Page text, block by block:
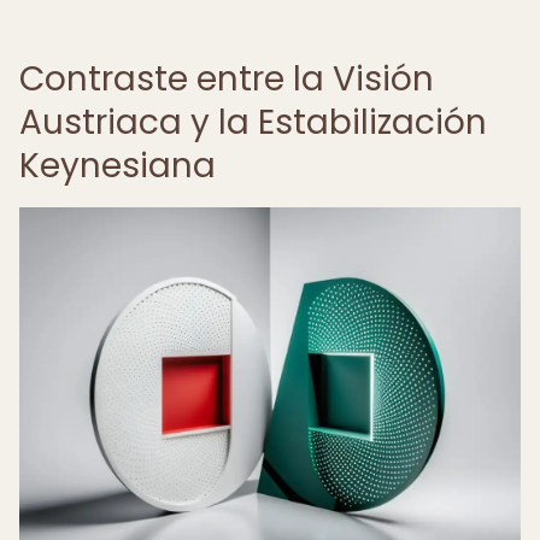
Contraste entre la Visión
Austriaca y la Estabilización
Keynesiana